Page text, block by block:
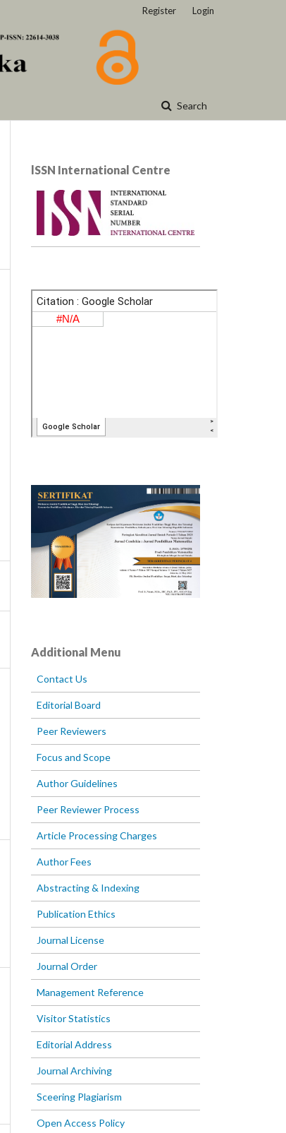
Search
Register Login
lSSN International Centre
Additional Menu
Contact Us
Editorial Board
Peer Reviewers
Focus and Scope
Author Guidelines
Peer Reviewer Process
Article Processing Charges
Author Fees
Abstracting & Indexing
Publication Ethics
Journal License
Journal Order
Management Reference
Visitor Statistics
Editorial Address
Journal Archiving
Sceering Plagiarism
Open Access Policy